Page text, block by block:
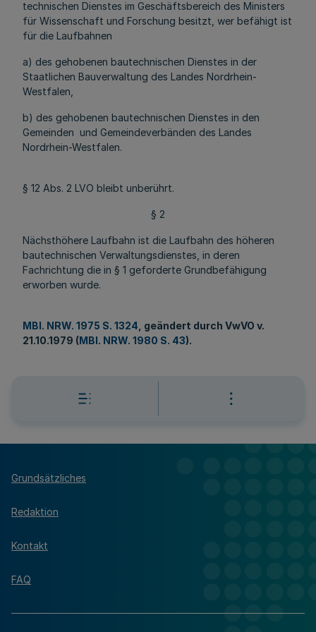
technischen Dienstes im Geschäftsbereich des Ministers
für Wissenschaft und Forschung besitzt, wer befähigt ist
für die Laufbahnen
a) des gehobenen bautechnischen Dienstes in der
Staatlichen Bauverwaltung des Landes Nordrhein-
Westfalen,
b) des gehobenen bautechnischen Dienstes in den
Gemeinden und Gemeindeverbänden des Landes
Nordrhein-Westfalen.
§ 12 Abs. 2 LVO bleibt unberührt.
§ 2
Nächsthöhere Laufbahn ist die Laufbahn des höheren
bautechnischen Verwaltungsdienstes, in deren
Fachrichtung die in § 1 geforderte Grundbefähigung
erworben wurde.
MBl. NRW. 1975 S. 1324 , geändert durch VwVO v.
21.10.1979 (MBl. NRW. 1980 S. 43).
Grundsätzliches
Redaktion
Kontakt
FAQ